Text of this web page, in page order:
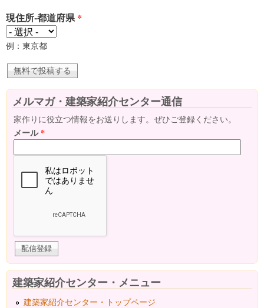
現住所-都道府県*
例：東京都
メルマガ・建築家紹介センター通信
家作りに役立つ情報をお送りします。ぜひご登録ください。
メール*
建築家紹介センター・メニュー
建築家紹介センター・トップページ